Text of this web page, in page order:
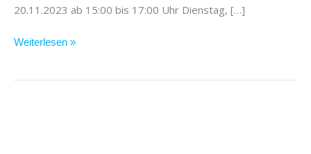
20.11.2023 ab 15:00 bis 17:00 Uhr Dienstag, […]
Weiterlesen »